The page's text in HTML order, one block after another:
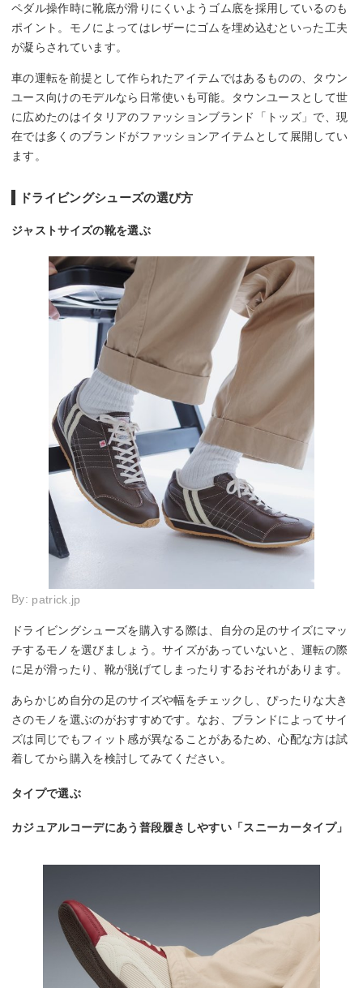
ペダル操作時に靴底が滑りにくいようゴム底を採用しているのも
ポイント。モノによってはレザーにゴムを埋め込むといった工夫
が凝らされています。
車の運転を前提として作られたアイテムではあるものの、タウン
ユース向けのモデルなら日常使いも可能。タウンユースとして世
に広めたのはイタリアのファッションブランド「トッズ」で、現
在では多くのブランドがファッションアイテムとして展開してい
ます。
ドライビングシューズの選び方
ジャストサイズの靴を選ぶ
By: patrick.jp
ドライビングシューズを購入する際は、自分の足のサイズにマッ
チするモノを選びましょう。サイズがあっていないと、運転の際
に足が滑ったり、靴が脱げてしまったりするおそれがあります。
あらかじめ自分の足のサイズや幅をチェックし、ぴったりな大き
さのモノを選ぶのがおすすめです。なお、ブランドによってサイ
ズは同じでもフィット感が異なることがあるため、心配な方は試
着してから購入を検討してみてください。
タイプで選ぶ
カジュアルコーデにあう普段履きしやすい「スニーカータイプ」